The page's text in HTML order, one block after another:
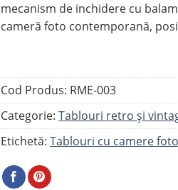
mecanism de inchidere cu
cameră foto contemporană,
Cod Produs: RME-003
Categorie:Tablouri retro și
Etichetă:Tablouri cu camere foto